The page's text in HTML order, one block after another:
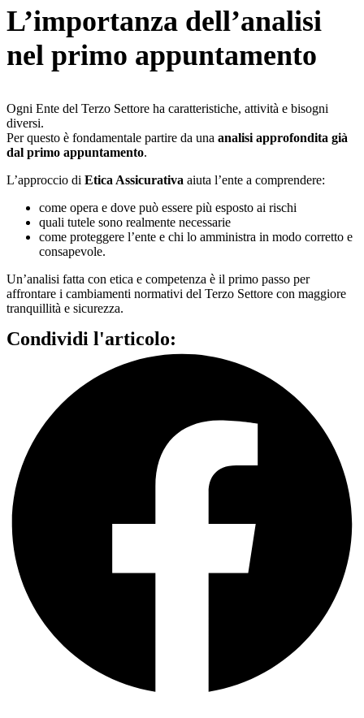
L’importanza dell’analisi
nel primo appuntamento
Ogni Ente del Terzo Settore ha caratteristiche, attività e bisogni
diversi.
Per questo è fondamentale partire da una analisi approfondita già
dal primo appuntamento.
L’approccio di Etica Assicurativa aiuta l’ente a comprendere:
come opera e dove può essere più esposto ai rischi
quali tutele sono realmente necessarie
come proteggere l’ente e chi lo amministra in modo corretto e
consapevole.
Un’analisi fatta con etica e competenza è il primo passo per
affrontare i cambiamenti normativi del Terzo Settore con maggiore
tranquillità e sicurezza.
Condividi l'articolo: